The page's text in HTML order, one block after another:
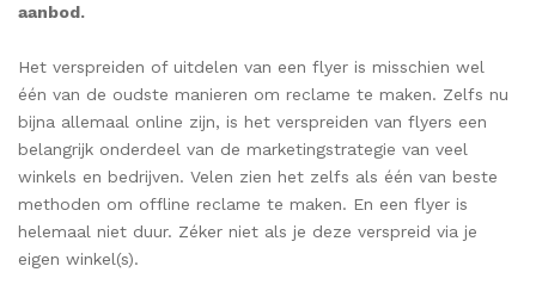
aanbod.
Het verspreiden of uitdelen van een flyer is misschien wel
één van de oudste manieren om reclame te maken. Zelfs nu
bijna allemaal online zijn, is het verspreiden van flyers een
belangrijk onderdeel van de marketingstrategie van veel
winkels en bedrijven. Velen zien het zelfs als één van beste
methoden om offline reclame te maken. En een flyer is
helemaal niet duur. Zéker niet als je deze verspreid via je
eigen winkel(s).